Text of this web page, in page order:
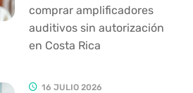
comprar amplificadores
auditivos sin autorización
en Costa Rica
16 JULIO 2026